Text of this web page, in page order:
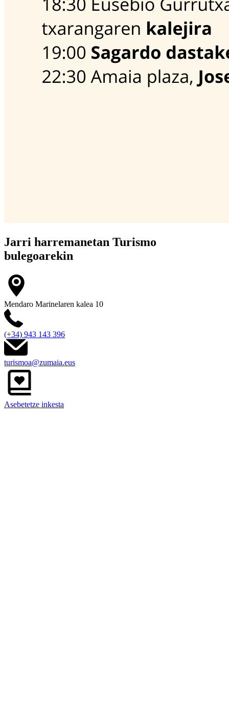
Jarri harremanetan Turismo
bulegoarekin
Mendaro Marinelaren kalea 10
(+34) 943 143 396
turismoa@zumaia.eus
Asebetetze inkesta